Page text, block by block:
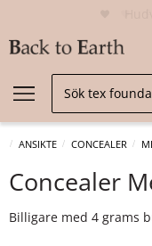
ANSIKTE CONCEALER
Concealer
Billigare med 4 grams